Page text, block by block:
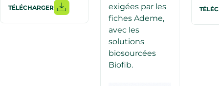
TÉLÉCHARGER
exigées par les
fiches Ademe,
avec les
solutions
biosourcées
Biofib.